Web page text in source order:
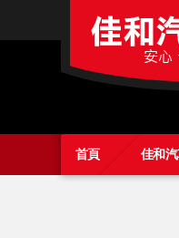
首頁 佳和